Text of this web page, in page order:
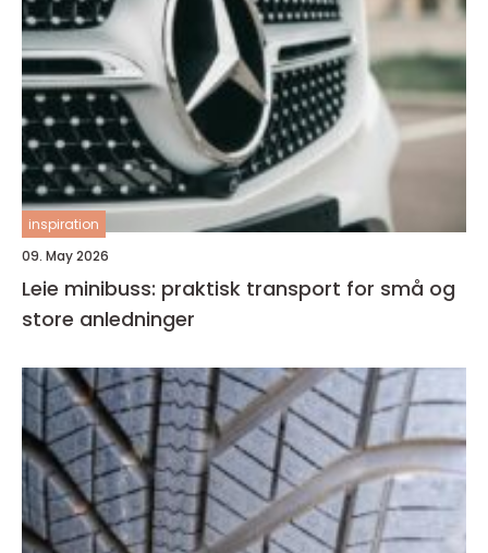
inspiration
09. May 2026
Leie minibuss: praktisk transport for små og
store anledninger